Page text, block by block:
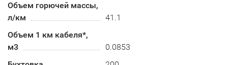
Объем горючей массы,
л/км
41.1
Объем 1 км кабеля*,
м3
0.0853